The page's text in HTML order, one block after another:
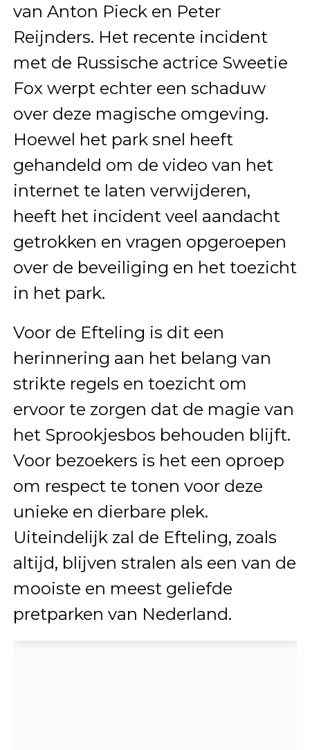
van Anton Pieck en Peter
Reijnders. Het recente incident
met de Russische actrice Sweetie
Fox werpt echter een schaduw
over deze magische omgeving.
Hoewel het park snel heeft
gehandeld om de video van het
internet te laten verwijderen,
heeft het incident veel aandacht
getrokken en vragen opgeroepen
over de beveiliging en het toezicht
in het park.
Voor de Efteling is dit een
herinnering aan het belang van
strikte regels en toezicht om
ervoor te zorgen dat de magie van
het Sprookjesbos behouden blijft.
Voor bezoekers is het een oproep
om respect te tonen voor deze
unieke en dierbare plek.
Uiteindelijk zal de Efteling, zoals
altijd, blijven stralen als een van de
mooiste en meest geliefde
pretparken van Nederland.